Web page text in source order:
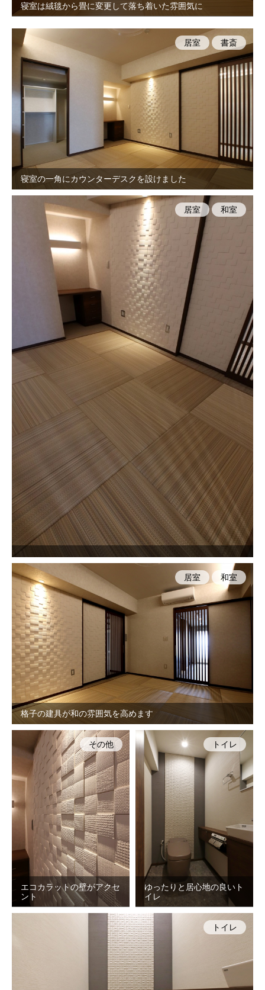
寝室は絨毯から畳に変更して落ち着いた雰囲気に
寝室の一角にカウンターデスクを設けました
居室 書斎
居室 和室
格子の建具が和の雰囲気を高めます
居室 和室
エコカラットの壁がアクセ
ント
その他
ゆったりと居心地の良いト
イレ
トイレ
トイレ